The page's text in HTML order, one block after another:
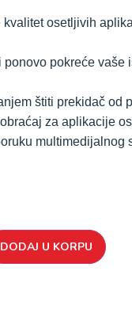
osetljivih
pokreće vaše
štiti prekidač od
za aplikacije
multimedijalnog
DODAJ U KORPU